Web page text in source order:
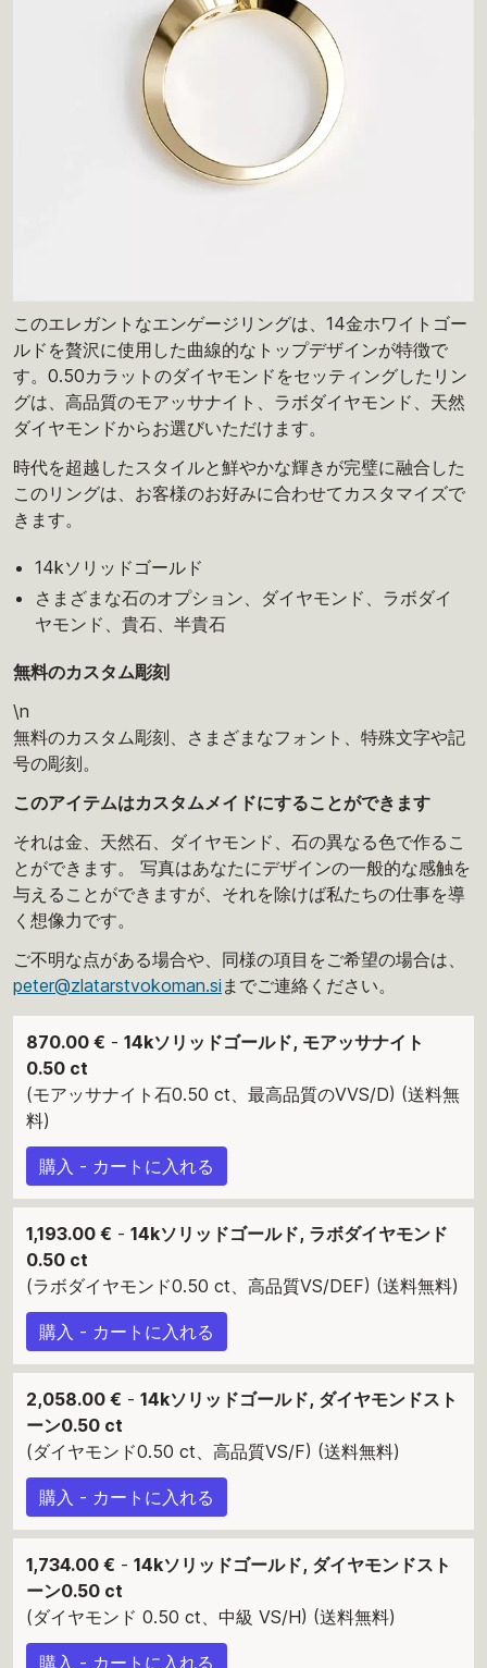
このエレガントなエンゲージリングは、14金ホワイトゴー
ルドを贅沢に使用した曲線的なトップデザインが特徴で
す。0.50カラットのダイヤモンドをセッティングしたリン
グは、高品質のモアッサナイト、ラボダイヤモンド、天然
ダイヤモンドからお選びいただけます。
時代を超越したスタイルと鮮やかな輝きが完璧に融合した
このリングは、お客様のお好みに合わせてカスタマイズで
きます。
14kソリッドゴールド
さまざまな石のオプション、ダイヤモンド、ラボダイ
ヤモンド、貴石、半貴石
無料のカスタム彫刻
\n
無料のカスタム彫刻、さまざまなフォント、特殊文字や記
号の彫刻。
このアイテムはカスタムメイドにすることができます
それは金、天然石、ダイヤモンド、石の異なる色で作るこ
とができます。 写真はあなたにデザインの一般的な感触を
与えることができますが、それを除けば私たちの仕事を導
く想像力です。
ご不明な点がある場合や、同様の項目をご希望の場合は、
peter@zlatarstvokoman.si までご連絡ください。
870.00 € - 14kソリッドゴールド, モアッサナイト
0.50 ct
(モアッサナイト石0.50 ct、最高品質のVVS/D) (送料無
料)
購入 - カートに入れる
1,193.00 € - 14kソリッドゴールド, ラボダイヤモンド
0.50 ct
(ラボダイヤモンド0.50 ct、高品質VS/DEF) (送料無料)
購入 - カートに入れる
2,058.00 € - 14kソリッドゴールド, ダイヤモンドスト
ーン0.50 ct
(ダイヤモンド0.50 ct、高品質VS/F) (送料無料)
購入 - カートに入れる
1,734.00 € - 14kソリッドゴールド, ダイヤモンドスト
ーン0.50 ct
(ダイヤモンド 0.50 ct、中級 VS/H) (送料無料)
購入 - カートに入れる